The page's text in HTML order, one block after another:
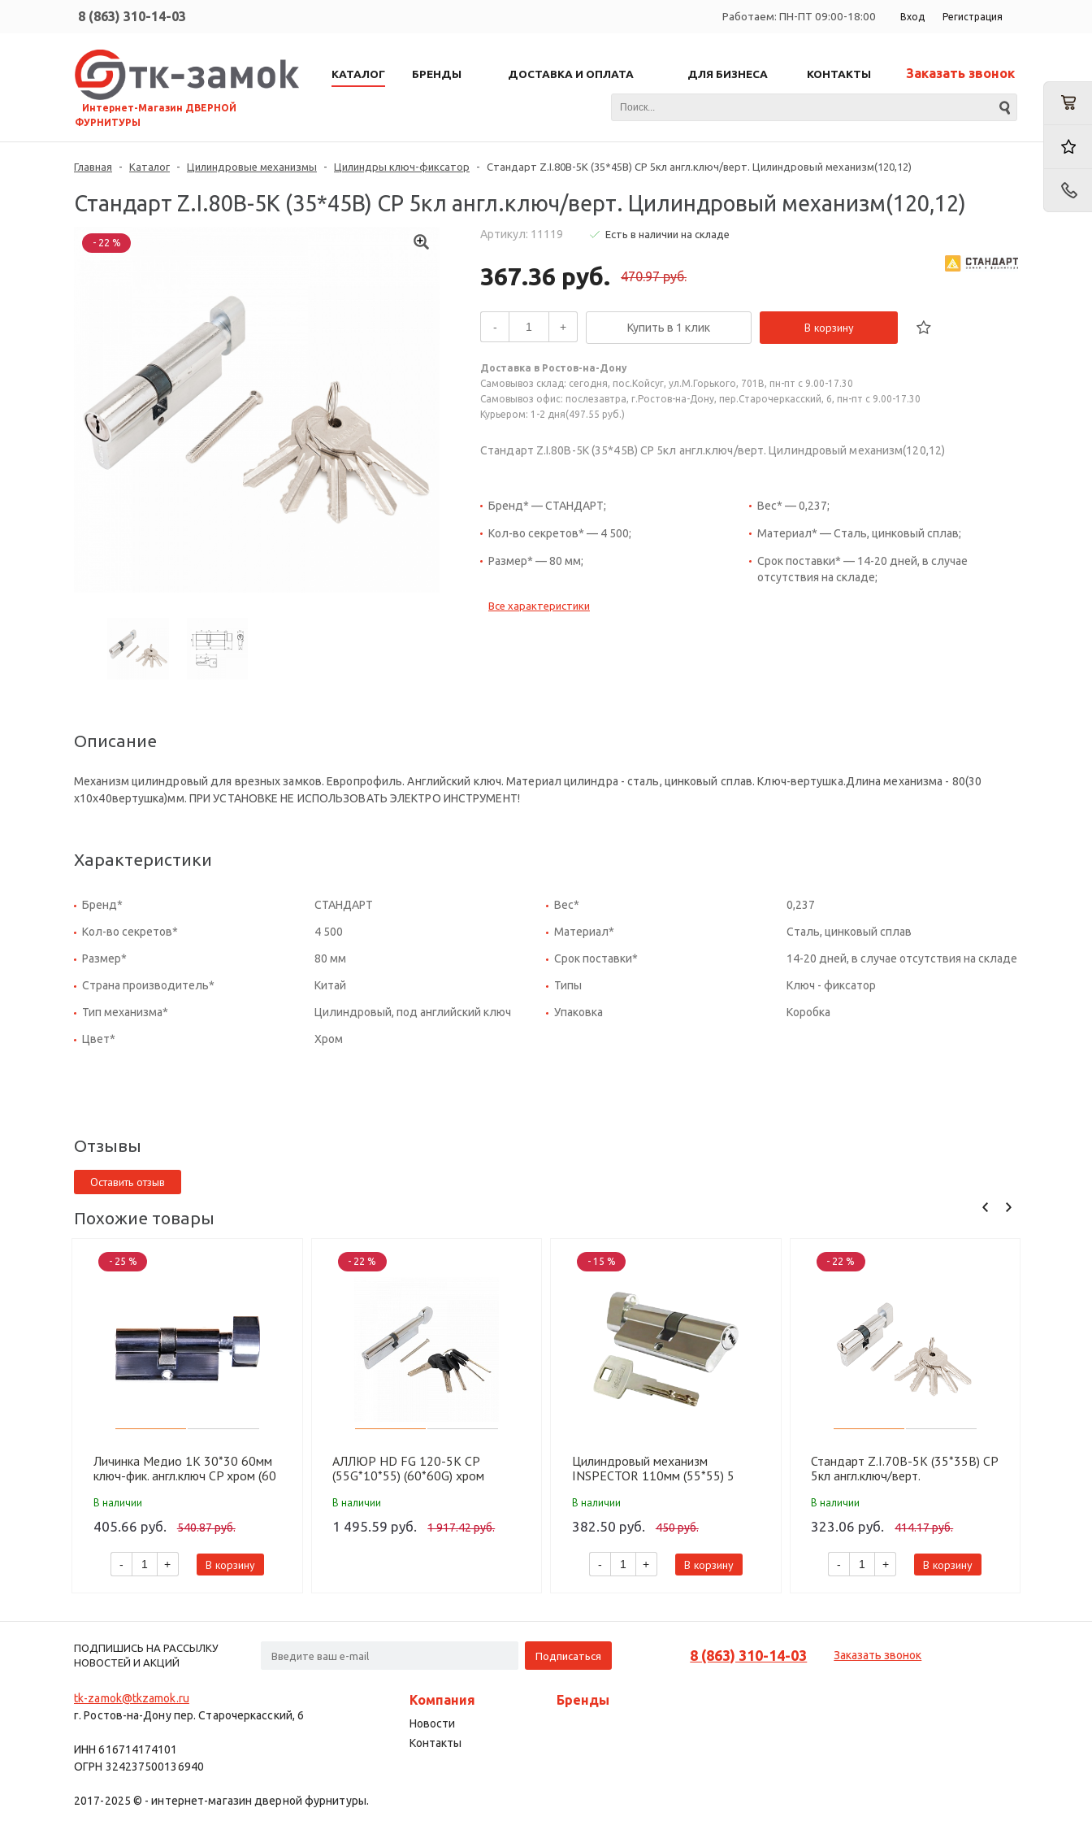
Вход Регистрация
Работаем: ПН-ПТ 09:00-18:00
8 (863) 310-14-03
⠀Интернет-Магазин ДВЕРНОЙ
ФУРНИТУРЫ
КАТАЛОГ БРЕНДЫ ДОСТАВКА И ОПЛАТА ДЛЯ БИЗНЕСА КОНТАКТЫ Заказать звонок
Главная - Каталог - Цилиндровые механизмы - Цилиндры ключ-фиксатор - Стандарт Z.I.80В-5K (35*45B) CP 5кл англ.ключ/верт. Цилиндровый механизм(120,12)
Стандарт Z.I.80В-5K (35*45B) CP 5кл англ.ключ/верт. Цилиндровый механизм(120,12)
- 22 %
Артикул: 11119 Есть в наличии на складе
367.36 руб. 470.97 руб.
- + Купить в 1 клик В корзину
Доставка в Ростов-на-Дону
Самовывоз склад: сегодня, пос.Койсуг, ул.М.Горького, 701В, пн-пт с 9.00-17.30
Самовывоз офис: послезавтра, г.Ростов-на-Дону, пер.Старочеркасский, 6, пн-пт с 9.00-17.30
Курьером: 1-2 дня(497.55 руб.)
Стандарт Z.I.80В-5K (35*45B) CP 5кл англ.ключ/верт. Цилиндровый механизм(120,12)
Бренд* — СТАНДАРТ; Вес* — 0,237;
Кол-во секретов* — 4 500; Материал* — Сталь, цинковый сплав;
Размер* — 80 мм;
Срок поставки* — 14-20 дней, в случае
отсутствия на складе;
Все характеристики
Описание
Механизм цилиндровый для врезных замков. Европрофиль. Английский ключ. Материал цилиндра - сталь, цинковый сплав. Ключ-вертушка.Длина механизма - 80(30
x10x40вертушка)мм. ПРИ УСТАНОВКЕ НЕ ИСПОЛЬЗОВАТЬ ЭЛЕКТРО ИНСТРУМЕНТ!
Характеристики
Бренд* СТАНДАРТ Вес* 0,237
Кол-во секретов* 4 500 Материал* Сталь, цинковый сплав
Размер* 80 мм Срок поставки* 14-20 дней, в случае отсутствия на складе
Страна производитель* Китай Типы Ключ - фиксатор
Тип механизма* Цилиндровый, под английский ключ Упаковка Коробка
Цвет* Хром
Отзывы
Оставить отзыв
Похожие товары
- 25 %
Личинка Медио 1K 30*30 60мм
ключ-фик. англ.ключ CP хром (60
В наличии
405.66 руб. 540.87 руб.
- + В корзину
- 22 %
АЛЛЮР HD FG 120-5К CP
(55G*10*55) (60*60G) хром
механизм (60,10)
В наличии
1 495.59 руб. 1 917.42 руб.
- 15 %
Цилиндровый механизм
INSPECTOR 110мм (55*55) 5
В наличии
382.50 руб. 450 руб.
- + В корзину
- 22 %
Стандарт Z.I.70В-5K (35*35В) CP
5кл англ.ключ/верт.
В наличии
323.06 руб. 414.17 руб.
- + В корзину
ПОДПИШИСЬ НА РАССЫЛКУ
НОВОСТЕЙ И АКЦИЙ
8 (863) 310-14-03 Заказать звонок
tk-zamok@tkzamok.ru
г. Ростов-на-Дону пер. Старочеркасский, 6
ИНН 616714174101
ОГРН 324237500136940
2017-2025 © - интернет-магазин дверной фурнитуры.
Компания
Новости
Контакты
Бренды